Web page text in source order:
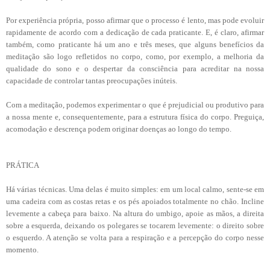
Por experiência própria, posso afirmar que o processo é lento, mas pode evoluir
rapidamente de acordo com a dedicação de cada praticante. E, é claro, afirmar
também, como praticante há um ano e três meses, que alguns benefícios da
meditação são logo refletidos no corpo, como, por exemplo, a melhoria da
qualidade do sono e o despertar da consciência para acreditar na nossa
capacidade de controlar tantas preocupações inúteis.
Com a meditação, podemos experimentar o que é prejudicial ou produtivo para
a nossa mente e, consequentemente, para a estrutura física do corpo. Preguiça,
acomodação e descrença podem originar doenças ao longo do tempo.
PRÁTICA
Há várias técnicas. Uma delas é muito simples: em um local calmo, sente-se em
uma cadeira com as costas retas e os pés apoiados totalmente no chão. Incline
levemente a cabeça para baixo. Na altura do umbigo, apoie as mãos, a direita
sobre a esquerda, deixando os polegares se tocarem levemente: o direito sobre
o esquerdo. A atenção se volta para a respiração e a percepção do corpo nesse
momento.